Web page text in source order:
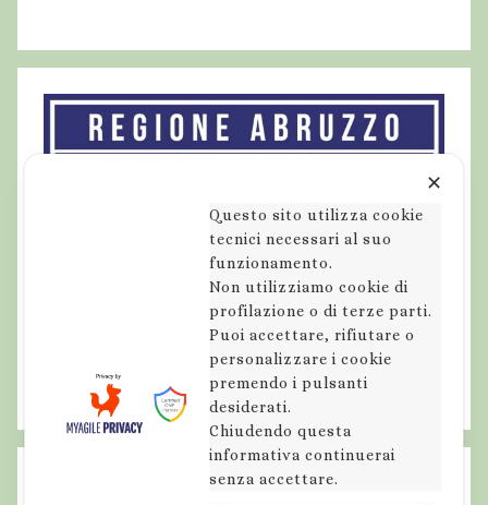
✕
Questo sito utilizza cookie
tecnici necessari al suo
funzionamento.
Non utilizziamo cookie di
profilazione o di terze parti.
Puoi accettare, rifiutare o
personalizzare i cookie
premendo i pulsanti
desiderati.
Chiudendo questa
informativa continuerai
senza accettare.